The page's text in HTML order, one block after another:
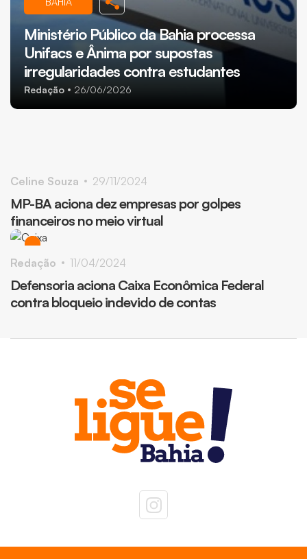
Ministério Público da Bahia processa
Unifacs e Ânima por supostas
irregularidades contra estudantes
Redação 26/06/2026
BRASIL
MPF pede suspensão de concursos da
Marinha; entenda
MP-BA aciona dez empresas por golpes
financeiros no meio virtual
Celine Souza 29/11/2024
Defensoria aciona Caixa Econômica Federal
contra bloqueio indevido de contas
Redação 11/04/2024